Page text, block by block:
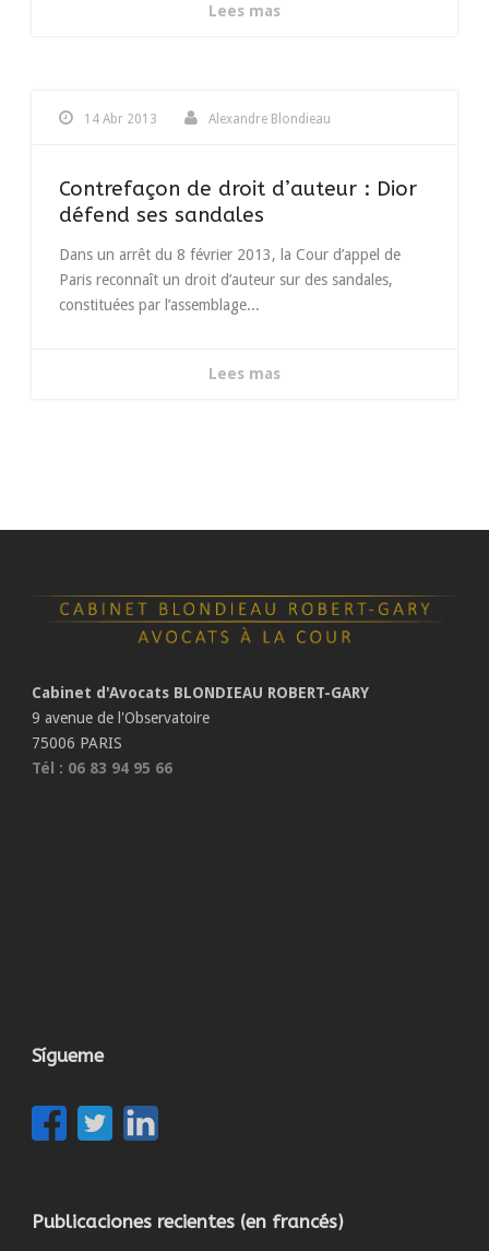
Lees mas
14 Abr 2013 Alexandre Blondieau
Contrefaçon de droit d’auteur : Dior
défend ses sandales
Dans un arrêt du 8 février 2013, la Cour d’appel de
Paris reconnaît un droit d’auteur sur des sandales,
constituées par l’assemblage...
Lees mas
Cabinet d'Avocats BLONDIEAU ROBERT-GARY
9 avenue de l'Observatoire
75006 PARIS
Tél : 06 83 94 95 66
Sígueme
Publicaciones recientes (en francés)